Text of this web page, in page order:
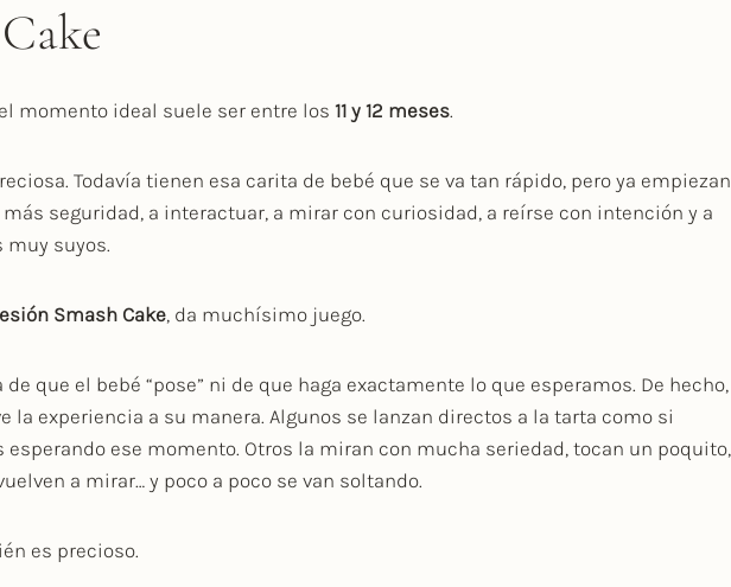
momento ideal suele ser entre los 11 y 12 meses.
Todavía tienen esa carita de bebé que se va tan rápido, pero ya empiezan
seguridad, a interactuar, a mirar con curiosidad, a reírse con intención y a
muy suyos.
Smash Cake, da muchísimo juego.
de que el bebé “pose” ni de que haga exactamente lo que esperamos. De hecho,
la experiencia a su manera. Algunos se lanzan directos a la tarta como si
esperando ese momento. Otros la miran con mucha seriedad, tocan un poquito,
a mirar… y poco a poco se van soltando.
es precioso.